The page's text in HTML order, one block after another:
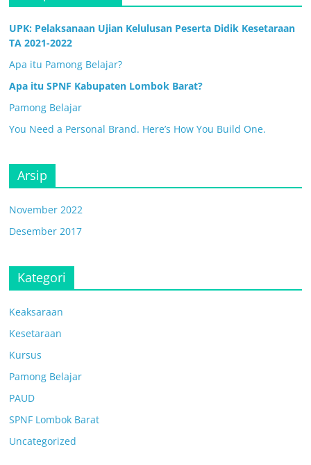
UPK: Pelaksanaan Ujian Kelulusan Peserta Didik Kesetaraan
TA 2021-2022
Apa itu Pamong Belajar?
Apa itu SPNF Kabupaten Lombok Barat?
Pamong Belajar
You Need a Personal Brand. Here’s How You Build One.
Arsip
November 2022
Desember 2017
Kategori
Keaksaraan
Kesetaraan
Kursus
Pamong Belajar
PAUD
SPNF Lombok Barat
Uncategorized